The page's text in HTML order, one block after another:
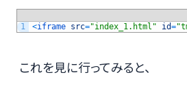
1 <iframe src="index_1.html" id=
これを見に行ってみると、